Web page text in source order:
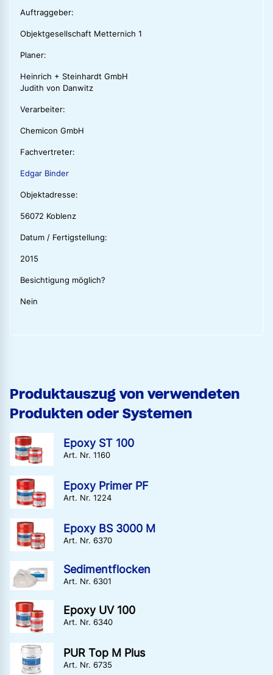
Auftraggeber:
Objektgesellschaft Metternich 1
Planer:
Heinrich + Steinhardt GmbH
Judith von Danwitz
Verarbeiter:
Chemicon GmbH
Fachvertreter:
Edgar Binder
Objektadresse:
56072 Koblenz
Datum / Fertigstellung:
2015
Besichtigung möglich?
Nein
Produktauszug von verwendeten
Produkten oder Systemen
Epoxy ST 100
Art. Nr. 1160
Epoxy Primer PF
Art. Nr. 1224
Epoxy BS 3000 M
Art. Nr. 6370
Sedimentflocken
Art. Nr. 6301
Epoxy UV 100
Art. Nr. 6340
PUR Top M Plus
Art. Nr. 6735